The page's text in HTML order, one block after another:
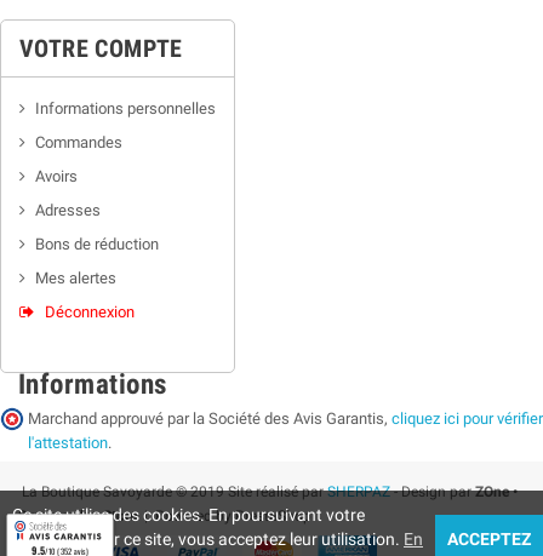
VOTRE COMPTE
Informations personnelles
Commandes
Avoirs
Adresses
Bons de réduction
Mes alertes
Déconnexion
Informations
Marchand approuvé par la Société des Avis Garantis, cliquez ici pour vérifier
l'attestation.
La Boutique Savoyarde © 2019 Site réalisé parSHERPAZ- Design parZOne •
Supermarket Store| Powered by PrestaShop
Ce site utilise des cookies. En poursuivant votre
navigation sur ce site, vous acceptez leur utilisation. En
ACCEPTEZ
9.5/10 (352 avis)